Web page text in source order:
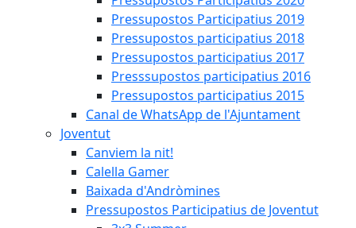
Pressupostos Participatius 2019
Pressupostos participatius 2018
Pressupostos participatius 2017
Presssupostos participatius 2016
Pressupostos participatius 2015
Canal de WhatsApp de l'Ajuntament
Joventut
Canviem la nit!
Calella Gamer
Baixada d'Andròmines
Pressupostos Participatius de Joventut